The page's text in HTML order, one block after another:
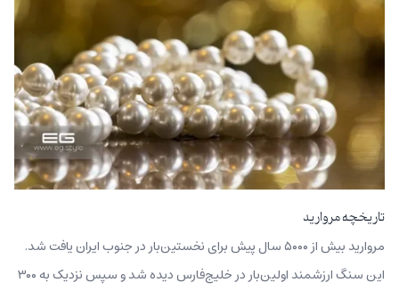
تاریخچه مروارید
مروارید بیش از ۵۰۰۰ سال پیش برای نخستین‌بار در جنوب ایران یافت شد.
این سنگ ارزشمند اولین‌بار در خلیج‌فارس دیده شد و سپس نزدیک به ۳۰۰